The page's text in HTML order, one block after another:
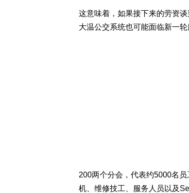
这意味着，如果接下来的劳资
大温公交系统也可能面临新一轮
200两个分会，代表约5000名
机、维修技工、服务人员以及